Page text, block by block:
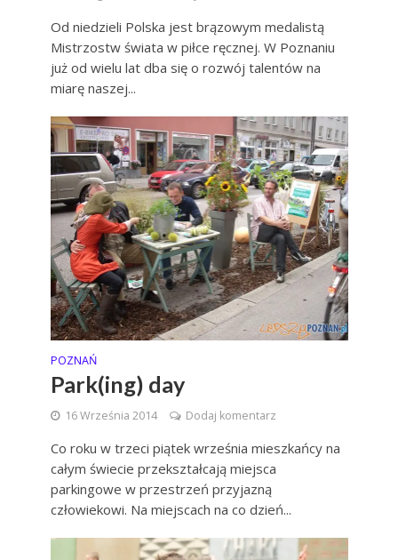
Od niedzieli Polska jest brązowym medalistą
Mistrzostw świata w piłce ręcznej. W Poznaniu
już od wielu lat dba się o rozwój talentów na
miarę naszej...
POZNAŃ
Park(ing) day
16 Września 2014 Dodaj komentarz
Co roku w trzeci piątek września mieszkańcy na
całym świecie przekształcają miejsca
parkingowe w przestrzeń przyjazną
człowiekowi. Na miejscach na co dzień...